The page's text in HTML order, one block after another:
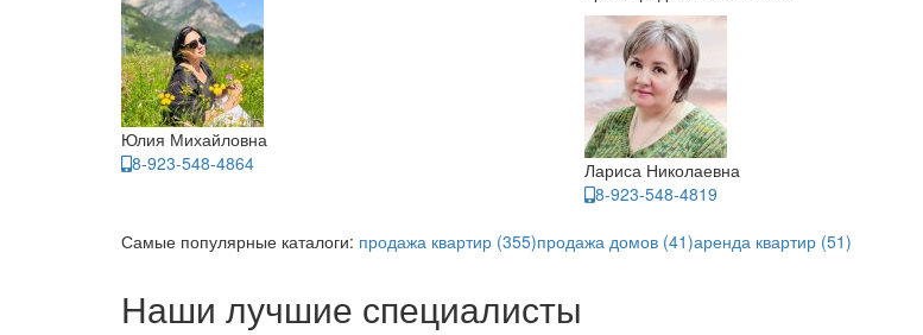
Юлия Михайловна
8-923-548-4864
Лариса Николаевна
8-923-548-4819
Самые популярные каталоги: продажа квартир (355)продажа домов (41)аренда квартир (51)
Наши лучшие специалисты